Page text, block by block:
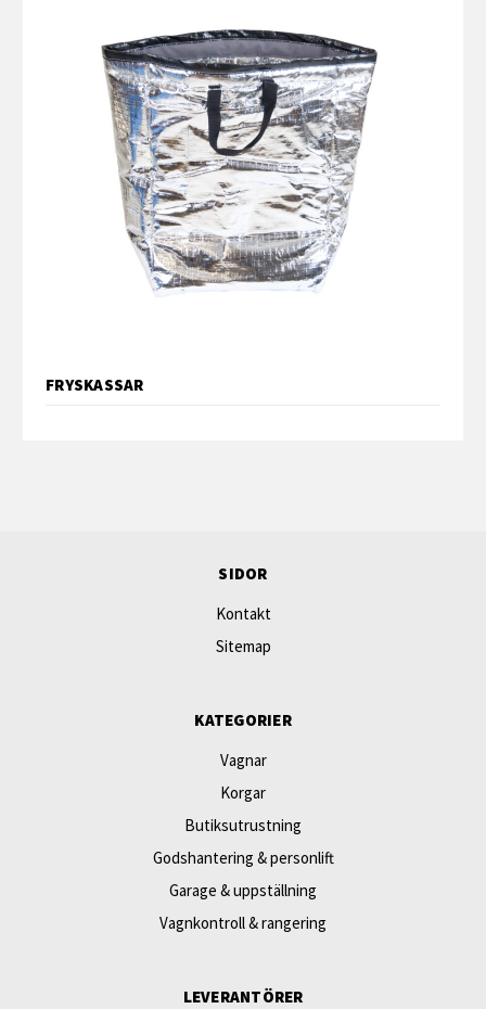
FRYSKASSAR
SIDOR
Kontakt
Sitemap
KATEGORIER
Vagnar
Korgar
Butiksutrustning
Godshantering & personlift
Garage & uppställning
Vagnkontroll & rangering
LEVERANTÖRER